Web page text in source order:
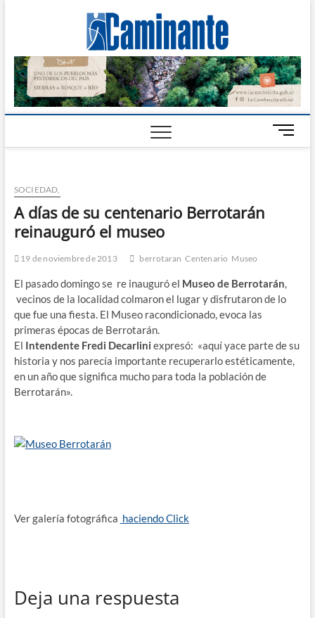
Digital
CALAMUCHITA
B
o
ú
SOCIEDAD,
A días de su centenario Berrotarán
reinauguró el museo
19 de noviembre de 2013 berrotaran Centenario Museo
El pasado domingo se re inauguró el Museo de Berrotarán,
vecinos de la localidad colmaron el lugar y disfrutaron de lo
que fue una fiesta. El Museo racondicionado, evoca las
primeras épocas de Berrotarán.
El Intendente Fredi Decarlini expresó: «aquí yace parte de su
historia y nos parecía importante recuperarlo estéticamente,
en un año que significa mucho para toda la población de
Berrotarán».
Ver galería fotográfica haciendo Click
Deja una respuesta